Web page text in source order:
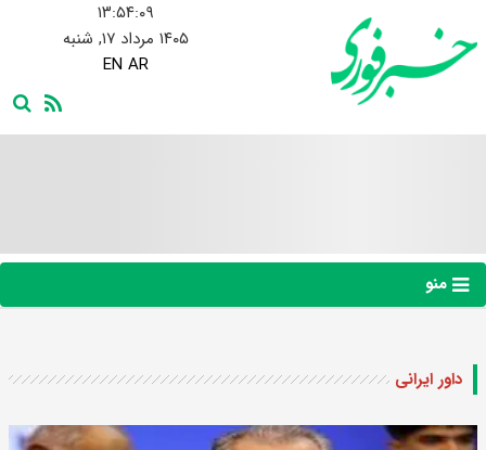
۱۳:۵۴:۱۰
۱۴۰۵ مرداد ۱۷, شنبه
EN AR
منو
داور ایرانی